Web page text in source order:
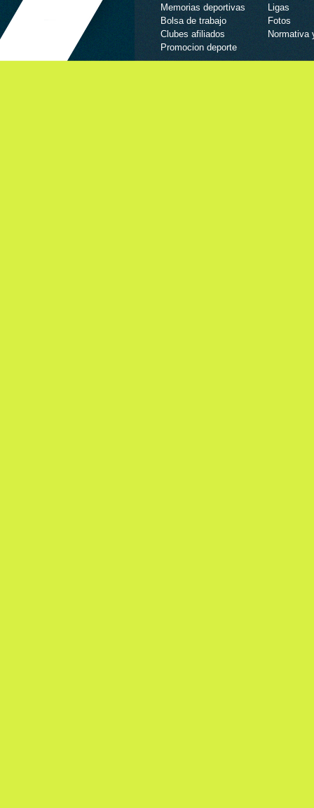
Memorias deportivas
Bolsa de trabajo
Clubes afiliados
Promocion deporte
Ligas
Fotos
Normativa